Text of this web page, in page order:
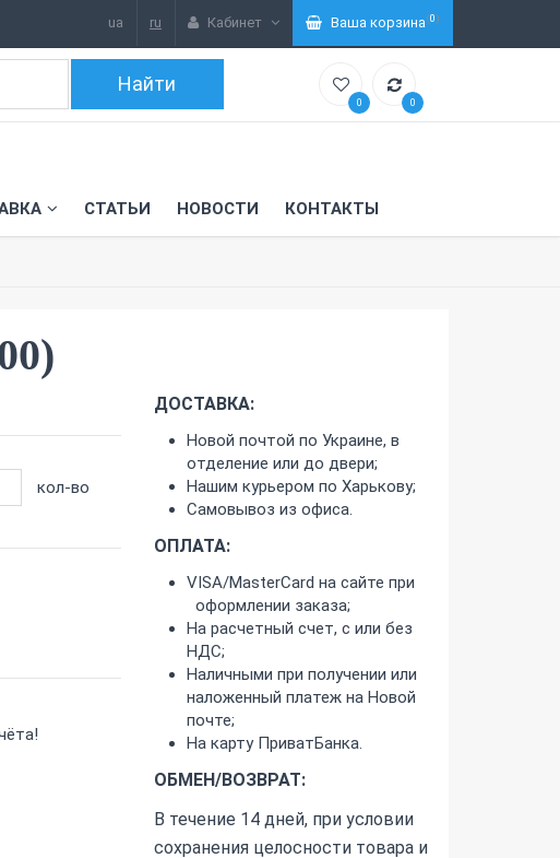
0 0
СТАТЬИ НОВОСТИ КОНТАКТЫ
ua ru Кабинет Ваша корзина(0)
кол-во
ДОСТАВКА:
Новой почтой по Украине, в
отделение или до двери;
Нашим курьером по Харькову;
Самовывоз из офиса.
ОПЛАТА:
VISA/MasterCard на сайте при
оформлении заказа;
На расчетный счет, с или без
НДС;
Наличными при получении или
наложенный платеж на Новой
почте;
На карту ПриватБанка.
ОБМЕН/ВОЗВРАТ:
В течение 14 дней, при условии
сохранения целосности товара и